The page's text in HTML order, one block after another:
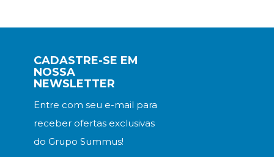
CADASTRE-SE EM
NOSSA
NEWSLETTER
Entre com seu e-mail para
receber ofertas exclusivas
do Grupo Summus!